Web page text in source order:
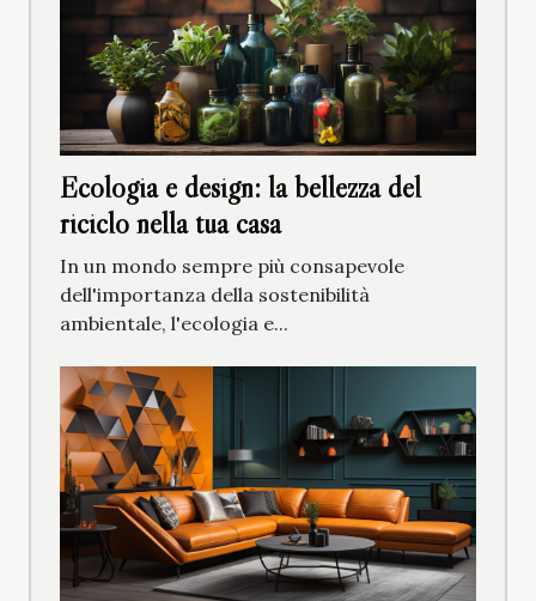
Ecologia e design: la bellezza del
riciclo nella tua casa
In un mondo sempre più consapevole
dell'importanza della sostenibilità
ambientale, l'ecologia e...